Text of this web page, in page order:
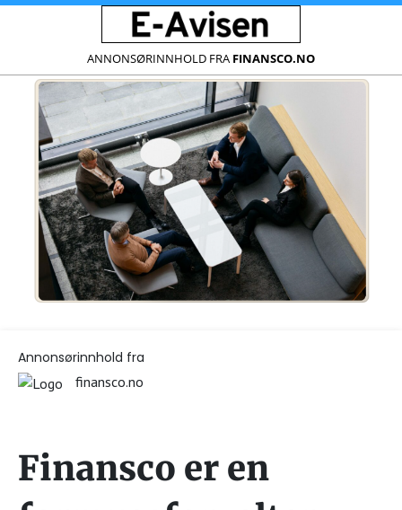
ANNONSØRINNHOLD FRA FINANSCO.NO
Annonsørinnhold fra
finansco.no
Finansco er en